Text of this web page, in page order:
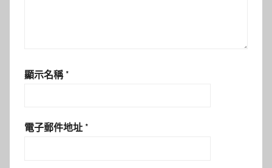
顯示名稱 *
電子郵件地址 *